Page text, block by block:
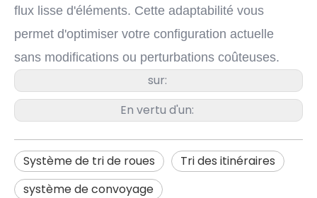
flux lisse d'éléments. Cette adaptabilité vous
permet d'optimiser votre configuration actuelle
sans modifications ou perturbations coûteuses.
sur:
En vertu d'un:
Système de tri de roues
Tri des itinéraires
système de convoyage